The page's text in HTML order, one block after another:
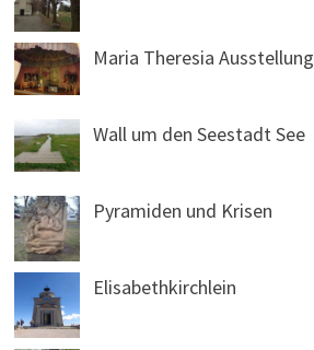
Maria Theresia Ausstellung
Wall um den Seestadt See
Pyramiden und Krisen
Elisabethkirchlein